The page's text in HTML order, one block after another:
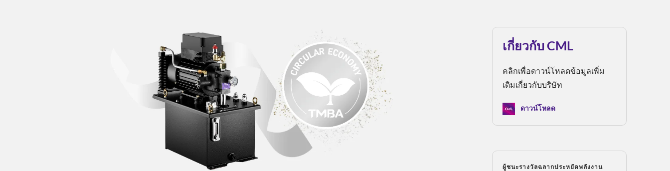
เกี่ยวกับ CML
คลิกเพื่อดาวน์โหลดข้อมูลเพิ่ม
เติมเกี่ยวกับบริษัท
ดาวน์โหลด
ผู้ชนะรางวัลฉลากประหยัดพลังงาน